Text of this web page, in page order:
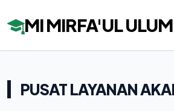
MI MIRFA'UL ULUM
PUSAT LAYANAN